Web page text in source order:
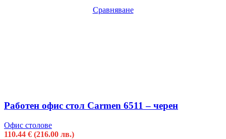
Сравняване
Работен офис стол Carmen 6511 – черен
Офис столове
110.44 € (216.00 лв.)